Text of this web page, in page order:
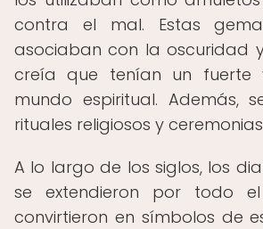
contra el mal. Estas
asociaban con la oscuridad
creía que tenían un fuerte
mundo espiritual. Además,
rituales religiosos y
A lo largo de los siglos, los
se extendieron por todo
convirtieron en símbolos de